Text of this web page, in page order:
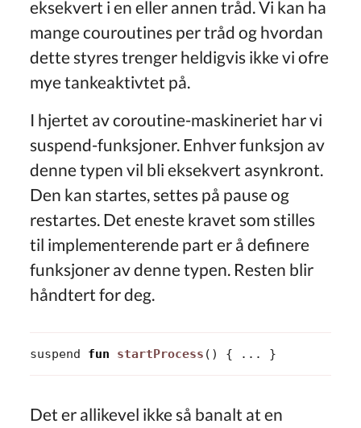
eksekvert i en eller annen tråd. Vi kan ha
mange couroutines per tråd og hvordan
dette styres trenger heldigvis ikke vi ofre
mye tankeaktivtet på.
I hjertet av coroutine-maskineriet har vi
suspend-funksjoner. Enhver funksjon av
denne typen vil bli eksekvert asynkront.
Den kan startes, settes på pause og
restartes. Det eneste kravet som stilles
til implementerende part er å definere
funksjoner av denne typen. Resten blir
håndtert for deg.
suspend fun startProcess () { ... }
Det er allikevel ikke så banalt at en